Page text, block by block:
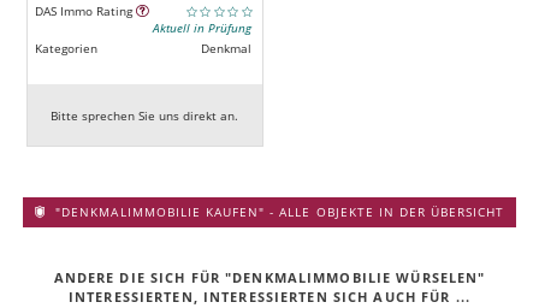
DAS Immo Rating
Aktuell in Prüfung
Kategorien
Denkmal
Bitte sprechen Sie uns direkt an.
"DENKMALIMMOBILIE KAUFEN" - ALLE OBJEKTE IN DER ÜBERSICHT
ANDERE DIE SICH FÜR "DENKMALIMMOBILIE WÜRSELEN"
INTERESSIERTEN, INTERESSIERTEN SICH AUCH FÜR ...